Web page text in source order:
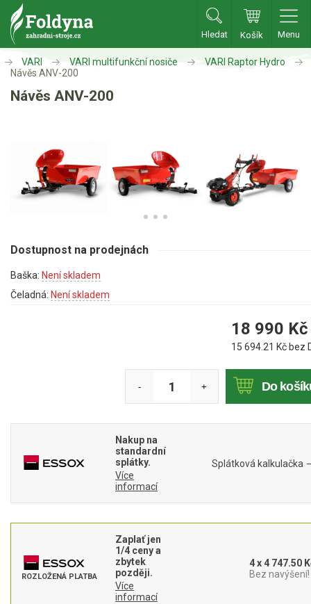
Hledat Košík Menu
Zahradní traktory
Zahradní traktory
Příslušenství
Sekačky
Akumulátorové sekačky
Robotické sekačky
Bubnové sekačky
Benzínové křovinořezy a vyžínače
Motorové pily
Jednoruční pily
Vyvětvovací pily
VARI VARI multifunkční nosiče
VARI Raptor Hydro
Návěs ANV-200
Návěs ANV-200
Dostupnost na prodejnách
Baška: Není skladem
Čeladná: Není skladem
18 990 Kč
15 694.21 Kč bez
- + Do
Nakup na
standardní
splátky.
Více
informací
Splátková kalkulačka
ROZLOŽENÁ PLATBA
Zaplať jen
1/4 ceny a
zbytek
později.
Více
informací
4 x 4 747.50
Bez navýšení!